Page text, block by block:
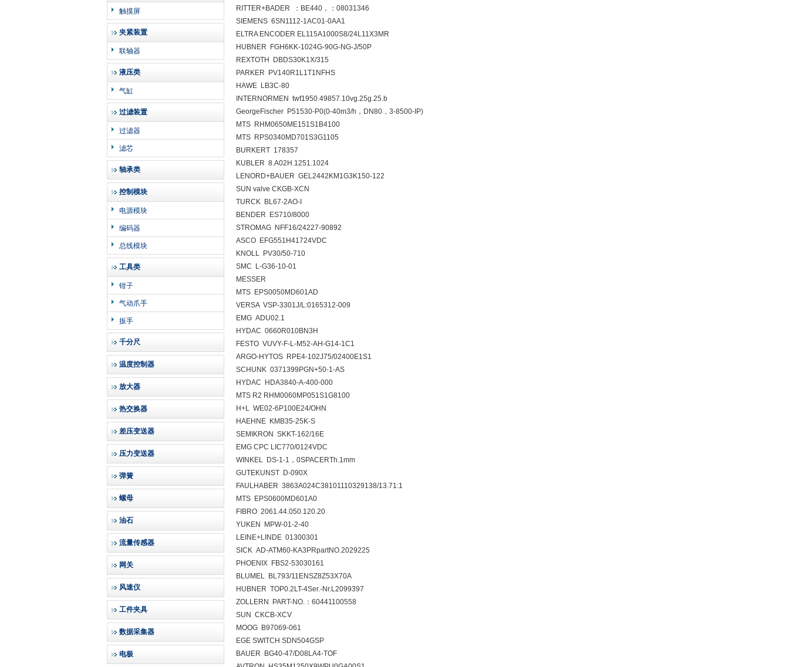
触摸屏
夹紧装置
联轴器
液压类
气缸
过滤装置
过滤器
滤芯
轴承类
控制模块
电源模块
编码器
总线模块
工具类
钳子
气动爪手
扳手
千分尺
温度控制器
放大器
热交换器
差压变送器
压力变送器
弹簧
螺母
油石
流量传感器
网关
风速仪
工件夹具
数据采集器
电极
RITTER+BADER ：BE440，：08031346
SIEMENS 6SN1112-1AC01-0AA1
ELTRA ENCODER EL115A1000S8/24L11X3MR
HUBNER FGH6KK-1024G-90G-NG-J/50P
REXTOTH DBDS30K1X/315
PARKER PV140R1L1T1NFHS
HAWE LB3C-80
INTERNORMEN twf1950.49857.10vg.25g.25.b
GeorgeFischer P51530-P0(0-40m3/h，DN80，3-8500-IP)
MTS RHM0650ME151S1B4100
MTS RPS0340MD701S3G1105
BURKERT 178357
KUBLER 8.A02H.1251.1024
LENORD+BAUER GEL2442KM1G3K150-122
SUN valve CKGB-XCN
TURCK BL67-2AO-I
BENDER ES710/8000
STROMAG NFF16/24227-90892
ASCO EFG551H41724VDC
KNOLL PV30/50-710
SMC L-G36-10-01
MESSER
MTS EPS0050MD601AD
VERSA VSP-3301J/L:0165312-009
EMG ADU02.1
HYDAC 0660R010BN3H
FESTO VUVY-F-L-M52-AH-G14-1C1
ARGO-HYTOS RPE4-102J75/02400E1S1
SCHUNK 0371399PGN+50-1-AS
HYDAC HDA3840-A-400-000
MTS R2 RHM0060MP051S1G8100
H+L WE02-6P100E24/OHN
HAEHNE KMB35-25K-S
SEMIKRON SKKT-162/16E
EMG CPC LIC770/0124VDC
WINKEL DS-1-1，0SPACERTh.1mm
GUTEKUNST D-090X
FAULHABER 3863A024C38101110329138/13.71:1
MTS EPS0600MD601A0
FIBRO 2061.44.050.120.20
YUKEN MPW-01-2-40
LEINE+LINDE 01300301
SICK AD-ATM60-KA3PRpartNO.2029225
PHOENIX FBS2-53030161
BLUMEL BL793/11ENSZ8Z53X70A
HUBNER TOP0.2LT-4Ser.-Nr.L2099397
ZOLLERN PART-NO.：60441100558
SUN CKCB-XCV
MOOG B97069-061
EGE SWITCH SDN504GSP
BAUER BG40-47/D08LA4-TOF